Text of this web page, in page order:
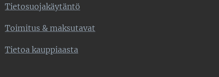
Tietosuojakäytäntö
Toimitus & maksutavat
Tietoa kauppiaasta